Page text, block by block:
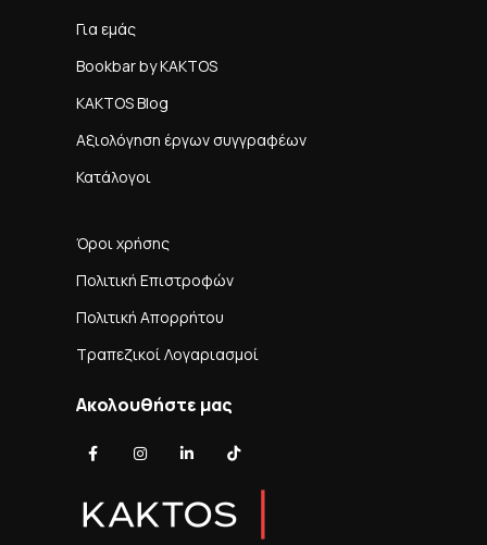
Για εμάς
Bookbar by KAKTOS
KAKTOS Blog
Αξιολόγηση έργων συγγραφέων
Κατάλογοι
Όροι χρήσης
Πολιτική Επιστροφών
Πολιτική Απορρήτου
Τραπεζικοί Λογαριασμοί
Ακολουθήστε μας